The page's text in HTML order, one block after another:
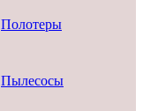
Полотеры
Пылесосы